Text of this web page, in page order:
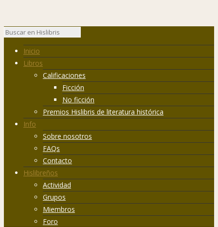
Inicio
Libros
Calificaciones
Ficción
No ficción
Premios Hislibris de literatura histórica
Info
Sobre nosotros
FAQs
Contacto
Hislibreños
Actividad
Grupos
Miembros
Foro